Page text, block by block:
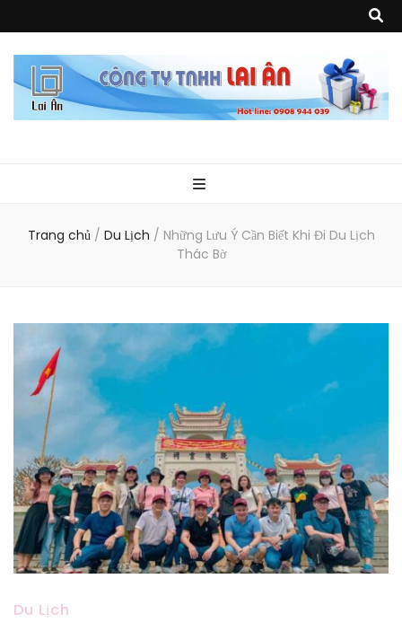
Ân
phẩm về nhựa như áo mưa, túi nhựa, handger…Đặc biệt là các sản phẩm
từ MICA, MDF, FORMAT như tủ trưng bày, quầy, kệ, Tray…
Trang chủ / Du Lịch / Những Lưu Ý Cần Biết Khi Đi Du Lịch
Thác Bờ
Du Lịch